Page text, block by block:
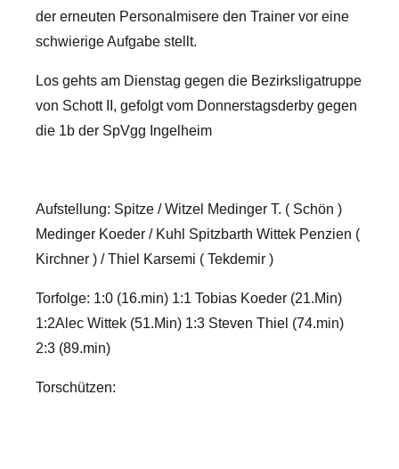
der erneuten Personalmisere den Trainer vor eine
schwierige Aufgabe stellt.
Los gehts am Dienstag gegen die Bezirksligatruppe
von Schott II, gefolgt vom Donnerstagsderby gegen
die 1b der SpVgg Ingelheim
Aufstellung: Spitze / Witzel Medinger T. ( Schön )
Medinger Koeder / Kuhl Spitzbarth Wittek Penzien (
Kirchner ) / Thiel Karsemi ( Tekdemir )
Torfolge: 1:0 (16.min) 1:1 Tobias Koeder (21.Min)
1:2Alec Wittek (51.Min) 1:3 Steven Thiel (74.min)
2:3 (89.min)
Torschützen: